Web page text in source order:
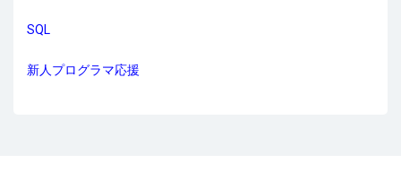
SQL
新人プログラマ応援